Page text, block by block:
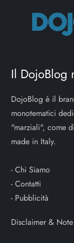
Il DojoBlog
DojoBlog è il
monotematici
"marziali", come
made in Italy.
-Chi Siamo
-Contatti
- Pubblicità
Disclaimer &